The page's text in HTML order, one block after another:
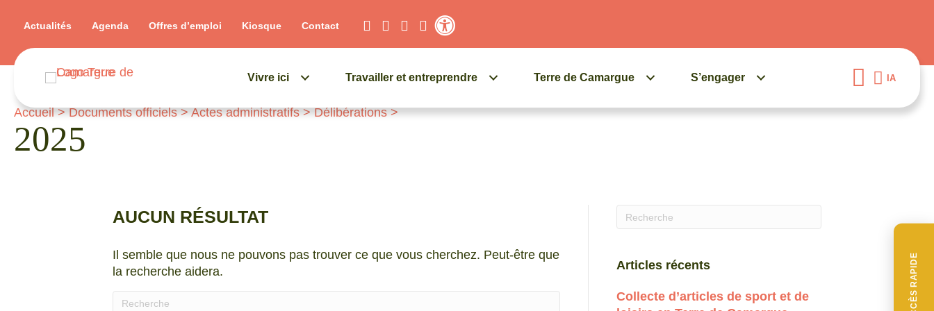
ACCÈS RAPIDE
Actualités Agenda Offres d’emploi Kiosque
Contact
Vivre ici Travailler et entreprendre Terre de Camargue S’engager IA
Accueil>Documents officiels>Actes administratifs>Délibérations>
2025
AUCUN RÉSULTAT
Il semble que nous ne pouvons pas trouver ce que vous cherchez. Peut-être que
la recherche aidera.
Articles récents
Collecte d’articles de sport et de